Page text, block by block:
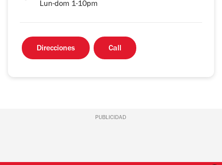
Lun-dom 1-10pm
Direcciones Call
PUBLICIDAD